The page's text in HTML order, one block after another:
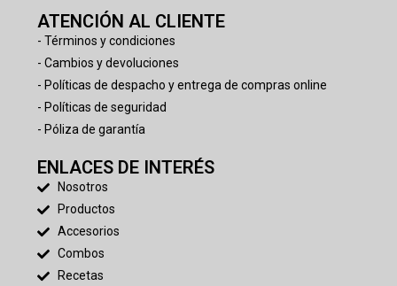
ATENCIÓN AL CLIENTE
- Términos y condiciones
- Cambios y devoluciones
- Políticas de despacho y entrega de compras online
- Políticas de seguridad
- Póliza de garantía
ENLACES DE INTERÉS
Nosotros
Productos
Accesorios
Combos
Recetas